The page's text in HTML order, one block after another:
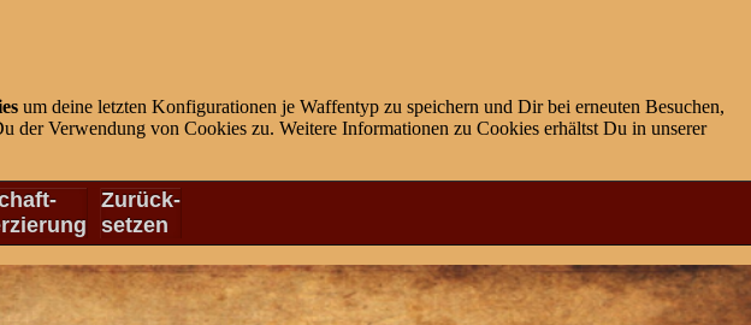
um deine letzten Konfigurationen je Waffentyp zu speichern und Dir bei erneuten Besuchen,
der Verwendung von Cookies zu. Weitere Informationen zu Cookies erhältst Du in unserer
Zurück-
setzen